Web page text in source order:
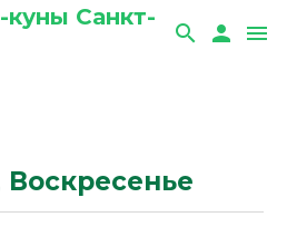
Санкт-
search person menu